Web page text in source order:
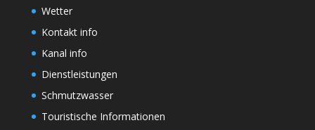
Wetter
Kontakt info
Kanal info
Dienstleistungen
Schmutzwasser
Touristische Informationen